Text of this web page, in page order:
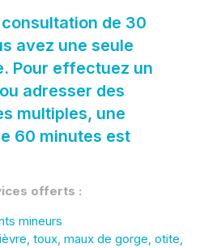
de 30
avez une seule
Pour effectuez un
adresser des
multiples, une
60 minutes est
offerts :
mineurs
toux, maux de gorge, otite,